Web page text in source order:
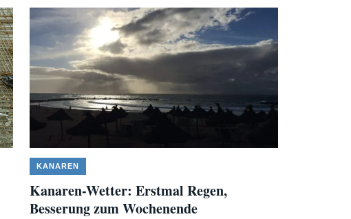
KANAREN
Kanaren-Wetter: Erstmal Regen,
Besserung zum Wochenende